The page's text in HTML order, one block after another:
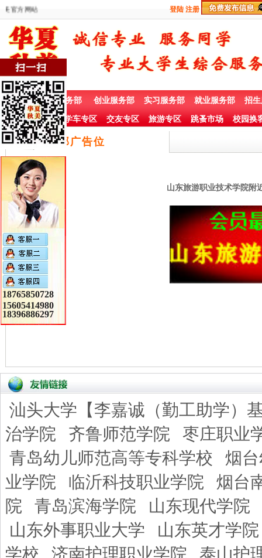
官方网站 登陆 注册
首 页 兼职服务部 创业服务部 实习服务部 就业服务部 招
社团赞助专栏 学车专区 交友专区 旅游专区 跳蚤市场 校园换
底部广告位
山东旅游职业技术学院附
汕头大学【李嘉诚（勤工助学）
治学院
齐鲁师范学院
枣庄职业
青岛幼儿师范高等专科学校
烟
业学院
临沂科技职业学院
烟台
院
青岛滨海学院
山东现代学院
山东外事职业大学
山东英才学院
学校
济南护理职业学院
泰山护
18765850728
15605414980
18396886297